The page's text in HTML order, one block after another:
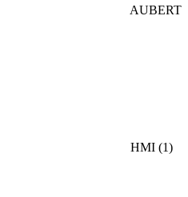
AUBERT
HMI (1)